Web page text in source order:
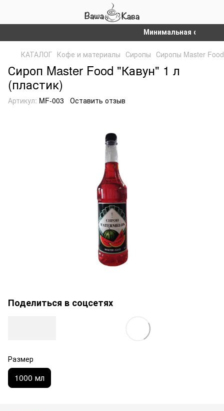
Минимальная сумма
КАТАЛОГ Кофе и материалы Сиропы Сиропы Master Food
Сироп Master Food "Кавун" 1 л
(пластик)
Артикул: MF-003 Оставить отзыв
Поделиться в соцсетях
Размер
1000 мл